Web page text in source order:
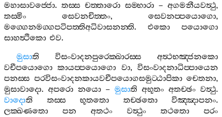
මහාසාවජ‍්ජො. තස‍්ස චත‍්තාරො සම‍්භාරා – අගමනීයවත්‍ථු,
තස‍්මිං
සෙවනචිත‍්තං, සෙවනප‍්පයොගො,
මග‍්ගෙනමග‍්ගපටිපත‍්තිඅධිවාසනන‍්ති. එකො
පයොගො
සාහත්‍ථිකො එව.
මුසාති විසංවාදනපුරෙක‍්ඛාරස‍්ස
අත්‍ථභඤ‍්ජනකො
වචීපයොගො කායප‍්පයොගො වා,විසංවාදනාධිප‍්පායෙන
පනස‍්ස පරවිසංවාදනකායවචීපයොගසමුට‍්ඨාපිකා චෙතනා,
මුසාවාදො. අපරො නයො – මුසාති අභූතං අතච‍්ඡං වත්‍ථු.
වාදොති තස‍්ස භූතතො තච‍්ඡතො විඤ‍්ඤාපනං.
ලක‍්ඛණතො
පන අතථං වත්‍ථුං තථතො
පරං